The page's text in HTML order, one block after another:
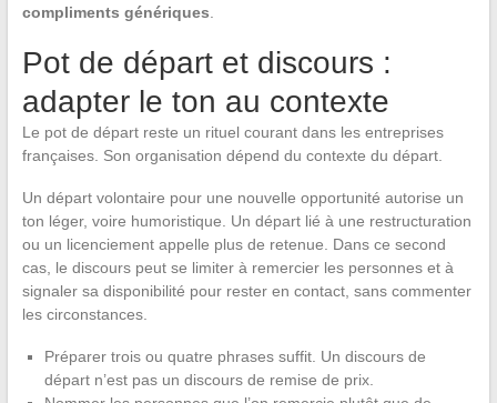
compliments génériques
Pot de départ et discours :
adapter le ton au contexte
Le pot de départ reste un rituel courant dans les entreprises
françaises. Son organisation dépend du contexte du départ.
Un départ volontaire pour une nouvelle opportunité autorise un
ton léger, voire humoristique. Un départ lié à une restructuration
ou un licenciement appelle plus de retenue. Dans ce second
cas, le discours peut se limiter à remercier les personnes et à
signaler sa disponibilité pour rester en contact, sans commenter
les circonstances.
Préparer trois ou quatre phrases suffit. Un discours de
départ n’est pas un discours de remise de prix.